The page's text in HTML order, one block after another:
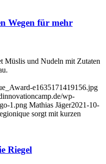
Wegen für mehr
Müslis und Nudeln mit Zutaten
e1635171419156.jpg
wp-
1.png Mathias Jäger2021-10-
sorgt mit kurzen
Riegel